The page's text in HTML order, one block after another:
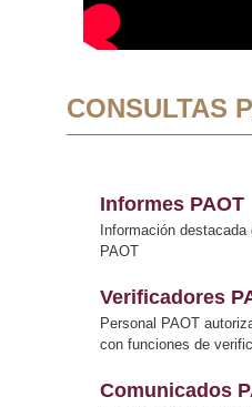
CONSULTAS
Informes PAOT
Información
PAOT
Verificadores
Personal PAOT
con funciones de
Comunicados